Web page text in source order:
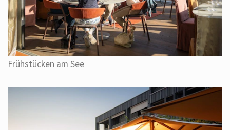
Frühstücken am See